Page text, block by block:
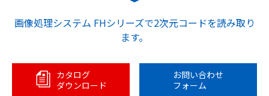
画像処理システム FHシリーズで2次元コードを読み取り
ます。
カタログ
ダウンロード
お問い合わせ
フォーム